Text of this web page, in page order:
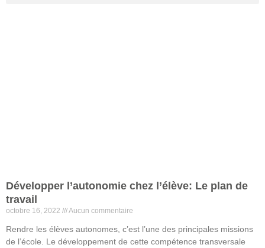
Développer l’autonomie chez l’élève: Le plan de
travail
octobre 16, 2022 Aucun commentaire
Rendre les élèves autonomes, c’est l’une des principales missions
de l’école. Le développement de cette compétence transversale